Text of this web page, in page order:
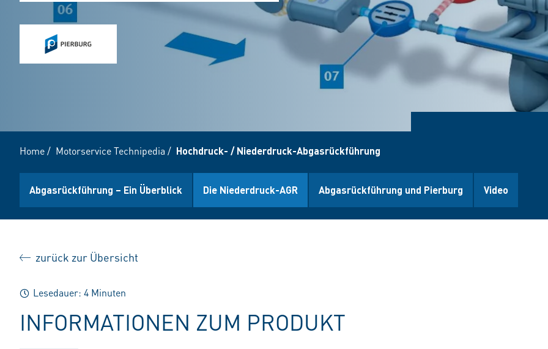
Home/ Motorservice Technipedia / Hochdruck- / Niederdruck-Abgasrückführung
Abgasrückführung – Ein Überblick Die Niederdruck-AGR Abgasrückführung und Pierburg Video
zurück zur Übersicht
Lesedauer: 4 Minuten
INFORMATIONEN ZUM PRODUKT